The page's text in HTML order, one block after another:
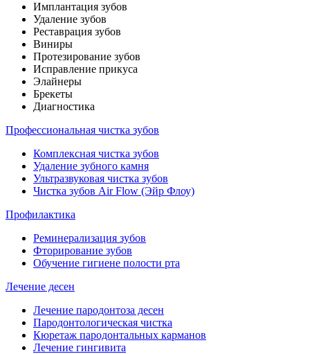
Имплантация зубов
Удаление зубов
Реставрация зубов
Виниры
Протезирование зубов
Исправление прикуса
Элайнеры
Брекеты
Диагностика
Профессиональная чистка зубов
Комплексная чистка зубов
Удаление зубного камня
Ультразвуковая чистка зубов
Чистка зубов Air Flow (Эйр Флоу)
Профилактика
Реминерализация зубов
Фторирование зубов
Обучение гигиене полости рта
Лечение десен
Лечение пародонтоза десен
Пародонтологическая чистка
Кюретаж пародонтальных карманов
Лечение гингивита